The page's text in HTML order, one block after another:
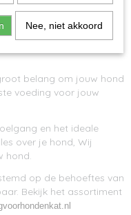
bestellen tegen zeer
bevat de beste
belang om jouw hond
voeding voor jouw
en het ideale
over je hond, Wij
hond.
op de behoeftes van
Bekijk het assortiment
Nee, niet akkoord